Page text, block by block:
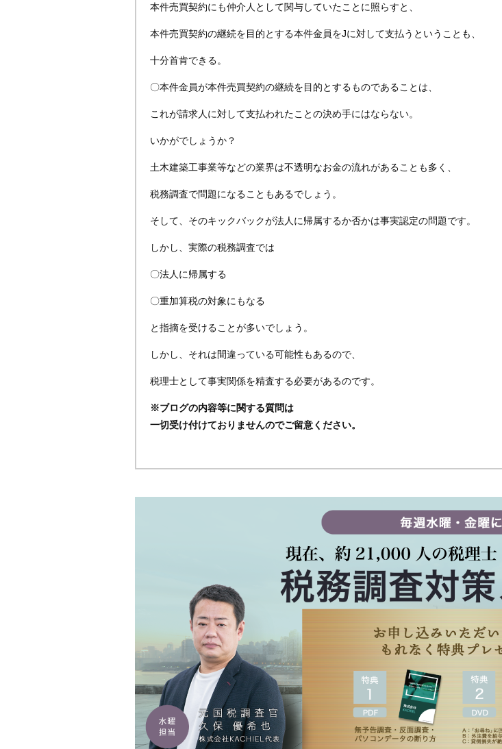
本件売買契約にも仲介人として関与していたことに照らすと、
本件売買契約の継続を目的とする本件金員をJに対して支払うということも、
十分首肯できる。
〇本件金員が本件売買契約の継続を目的とするものであることは、
これが請求人に対して支払われたことの決め手にはならない。
いかがでしょうか？
土木建築工事業等などの業界は不透明なお金の流れがあることも多く、
税務調査で問題になることもあるでしょう。
そして、そのキックバックが法人に帰属するか否かは事実認定の問題です。
しかし、実際の税務調査では
〇法人に帰属する
〇重加算税の対象にもなる
と指摘を受けることが多いでしょう。
しかし、それは間違っている可能性もあるので、
税理士として事実関係を精査する必要があるのです。
※ブログの内容等に関する質問は
一切受け付けておりませんのでご留意ください。